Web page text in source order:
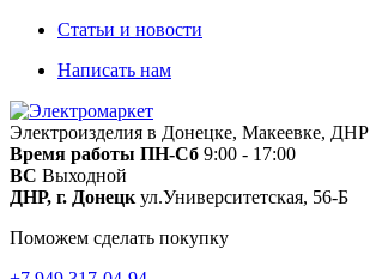
Статьи и новости
Написать нам
Электроизделия в Донецке, Макеевке, ДНР
Время работы ПН-Сб 9:00 - 17:00
ВС Выходной
ДНР, г. Донецк ул.Университетская, 56-Б
Поможем сделать покупку